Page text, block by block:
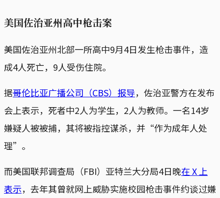
美国佐治亚州高中枪击案
美国佐治亚州北部一所高中9月4日发生枪击事件，造
成4人死亡，9人受伤住院。
据哥伦比亚广播公司（CBS）报导，佐治亚警方在发布
会上表示，死者中2人为学生，2人为教师。一名14岁
嫌疑人被被捕，其将被指控谋杀，并“作为成年人处
理”。
而美国联邦调查局（FBI）亚特兰大分局4日晚在 X 上
表示，去年其曾就网上威胁实施校园枪击事件约谈过嫌